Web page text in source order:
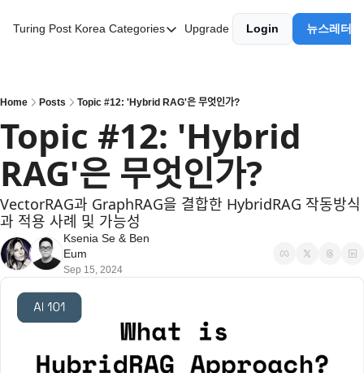
Turing Post Korea Categories
Categories
AI 에이전트
AI 101
AI Infra Unicorns
Community Twist
Twitter Library
Upgrade Login 뉴스레터
Home Posts Topic #12: 'Hybrid RAG'은 무엇인가?
Topic #12: 'Hybrid
RAG'은 무엇인가?
VectorRAG과 GraphRAG을 결합한 HybridRAG 작동방식
과 적용 사례 및 가능성
Ksenia Se & Ben
Eum
Sep 15, 2024